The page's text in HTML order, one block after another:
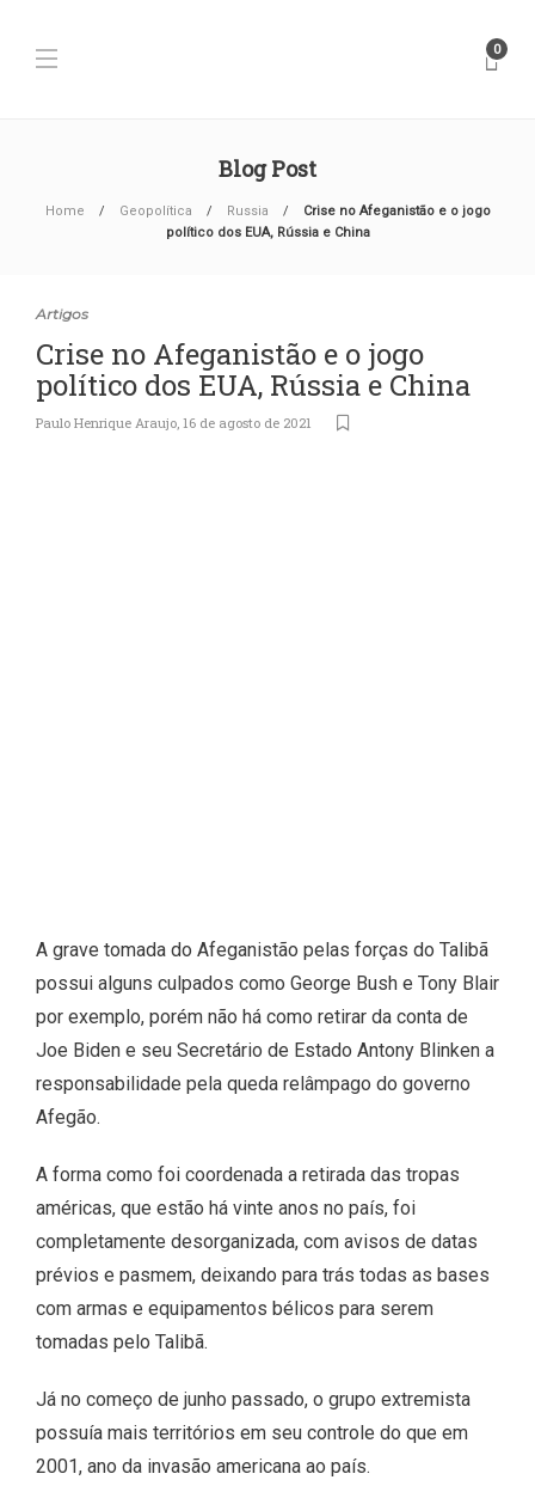
0
Blog Post
Home Geopolítica Russia
Crise no Afeganistão e o jogo
político dos EUA, Rússia e China
Artigos
Crise no Afeganistão e o jogo
político dos EUA, Rússia e China
Paulo Henrique Araujo, 16 de agosto de 2021
A grave tomada do Afeganistão pelas forças do Talibã
possui alguns culpados como George Bush e Tony Blair
por exemplo, porém não há como retirar da conta de
Joe Biden e seu Secretário de Estado Antony Blinken a
responsabilidade pela queda relâmpago do governo
Afegão.
A forma como foi coordenada a retirada das tropas
américas, que estão há vinte anos no país, foi
completamente desorganizada, com avisos de datas
prévios e pasmem, deixando para trás todas as bases
com armas e equipamentos bélicos para serem
tomadas pelo Talibã.
Já no começo de junho passado, o grupo extremista
possuía mais territórios em seu controle do que em
2001, ano da invasão americana ao país.